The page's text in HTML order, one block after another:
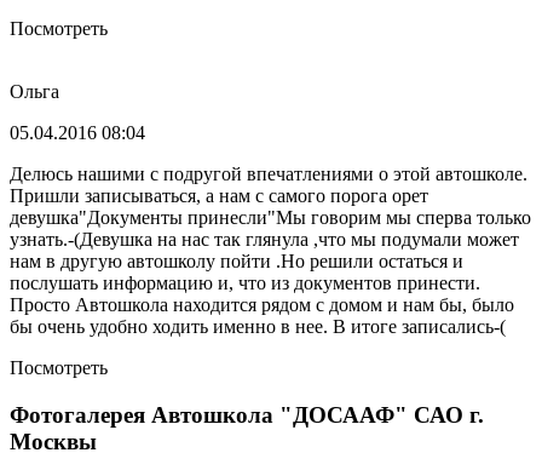
Посмотреть
Ольга
05.04.2016 08:04
Делюсь нашими с подругой впечатлениями о этой автошколе.
Пришли записываться, а нам с самого порога орет
девушка"Документы принесли"Мы говорим мы сперва только
узнать.-(Девушка на нас так глянула ,что мы подумали может
нам в другую автошколу пойти .Но решили остаться и
послушать информацию и, что из документов принести.
Просто Автошкола находится рядом с домом и нам бы, было
бы очень удобно ходить именно в нее. В итоге записались-(
Посмотреть
Фотогалерея Автошкола "ДОСААФ" САО г.
Москвы